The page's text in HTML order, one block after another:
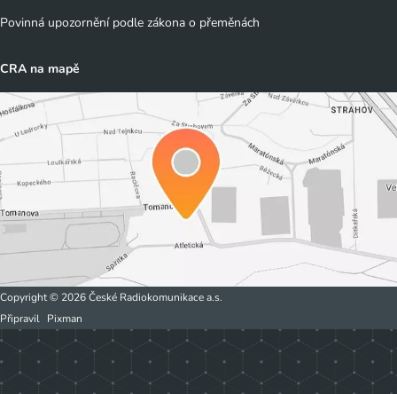
Povinná upozornění podle zákona o přeměnách
CRA na mapě
Copyright © 2026 České Radiokomunikace a.s.
Připravil Pixman